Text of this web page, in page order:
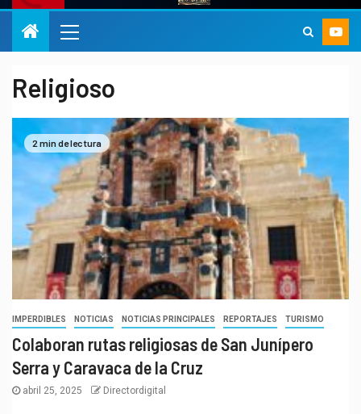
Religioso
2 min de lectura
IMPERDIBLES NOTICIAS NOTICIAS PRINCIPALES REPORTAJES TURISMO
Colaboran rutas religiosas de San Junípero
Serra y Caravaca de la Cruz
abril 25, 2025 Directordigital